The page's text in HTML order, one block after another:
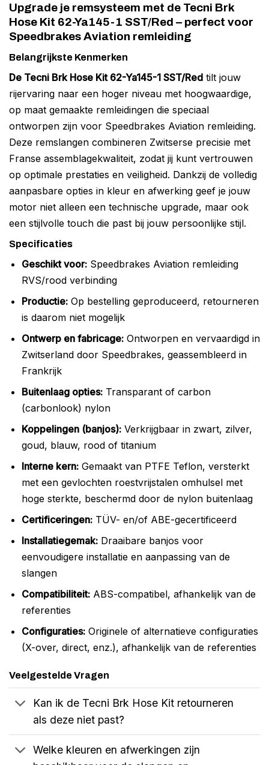
Upgrade je remsysteem met de Tecni Brk
Hose Kit 62-Ya145-1 SST/Red – perfect voor
Speedbrakes Aviation remleiding
Belangrijkste Kenmerken
De Tecni Brk Hose Kit 62-Ya145-1 SST/Red tilt jouw
rijervaring naar een hoger niveau met hoogwaardige,
op maat gemaakte remleidingen die speciaal
ontworpen zijn voor Speedbrakes Aviation remleiding.
Deze remslangen combineren Zwitserse precisie met
Franse assemblagekwaliteit, zodat jij kunt vertrouwen
op optimale prestaties en veiligheid. Dankzij de volledig
aanpasbare opties in kleur en afwerking geef je jouw
motor niet alleen een technische upgrade, maar ook
een stijlvolle touch die past bij jouw persoonlijke stijl.
Specificaties
Geschikt voor:Speedbrakes Aviation remleiding
RVS/rood verbinding
Productie:Op bestelling geproduceerd, retourneren
is daarom niet mogelijk
Ontwerp en fabricage:Ontworpen en vervaardigd in
Zwitserland door Speedbrakes, geassembleerd in
Frankrijk
Buitenlaag opties:Transparant of carbon
(carbonlook) nylon
Koppelingen (banjos):Verkrijgbaar in zwart, zilver,
goud, blauw, rood of titanium
Interne kern:Gemaakt van PTFE Teflon, versterkt
met een gevlochten roestvrijstalen omhulsel met
hoge sterkte, beschermd door de nylon buitenlaag
Certificeringen:TÜV- en/of ABE-gecertificeerd
Installatiegemak:Draaibare banjos voor
eenvoudigere installatie en aanpassing van de
slangen
Compatibiliteit:ABS-compatibel, afhankelijk van de
referenties
Configuraties:Originele of alternatieve configuraties
(X-over, direct, enz.), afhankelijk van de referenties
Veelgestelde Vragen
Kan ik de Tecni Brk Hose Kit retourneren
als deze niet past?
Welke kleuren en afwerkingen zijn